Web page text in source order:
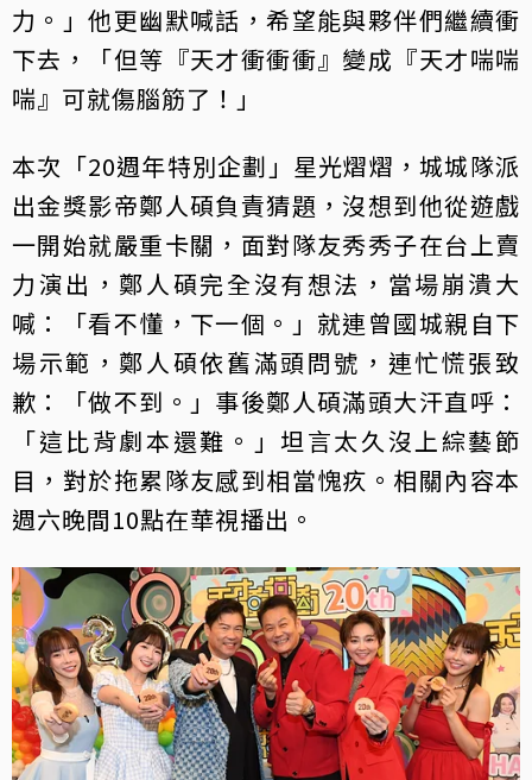
力。」他更幽默喊話，希望能與夥伴們繼續衝
下去，「但等『天才衝衝衝』變成『天才喘喘
喘』可就傷腦筋了！」
本次「20週年特別企劃」星光熠熠，城城隊派
出金獎影帝鄭人碩負責猜題，沒想到他從遊戲
一開始就嚴重卡關，面對隊友秀秀子在台上賣
力演出，鄭人碩完全沒有想法，當場崩潰大
喊：「看不懂，下一個。」就連曾國城親自下
場示範，鄭人碩依舊滿頭問號，連忙慌張致
歉：「做不到。」事後鄭人碩滿頭大汗直呼：
「這比背劇本還難。」坦言太久沒上綜藝節
目，對於拖累隊友感到相當愧疚。相關內容本
週六晚間10點在華視播出。